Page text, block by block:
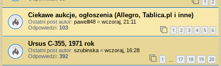
1 2
Ciekawe aukcje, ogłoszenia (Allegro, Tablica.pl i inne)
Ostatni post autor: pawelll48 « wczoraj, 21:11
Odpowiedzi: 103 1 2 3 4 5 6
Ursus C-355, 1971 rok
Ostatni post autor: szubinska « wczoraj, 16:28
Odpowiedzi: 392 1 17 18 19 20